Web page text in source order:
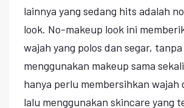
lainnya yang sedang hits adalah
look. No-makeup look ini
wajah yang polos dan segar, tanpa
menggunakan makeup sama
hanya perlu membersihkan wajah
lalu menggunakan skincare yang